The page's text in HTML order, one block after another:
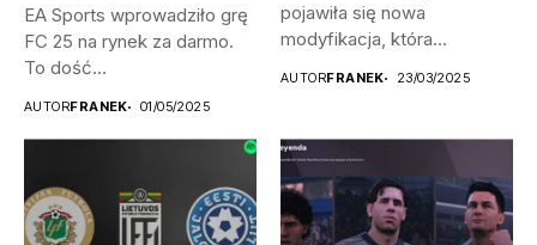
EA Sports wprowadziło grę
FC 25 na rynek za darmo.
To dość...
AUTORFRANEK 01/05/2025
pojawiła się nowa
modyfikacja, która
AUTORFRANEK 23/03/2025